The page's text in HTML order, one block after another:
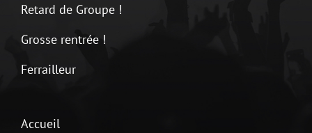
Retard de Groupe !
Grosse rentrée !
Ferrailleur
Accueil